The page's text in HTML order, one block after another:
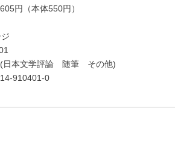
605円（本体550円）
日本文学評論 随筆 その他)
910401-0